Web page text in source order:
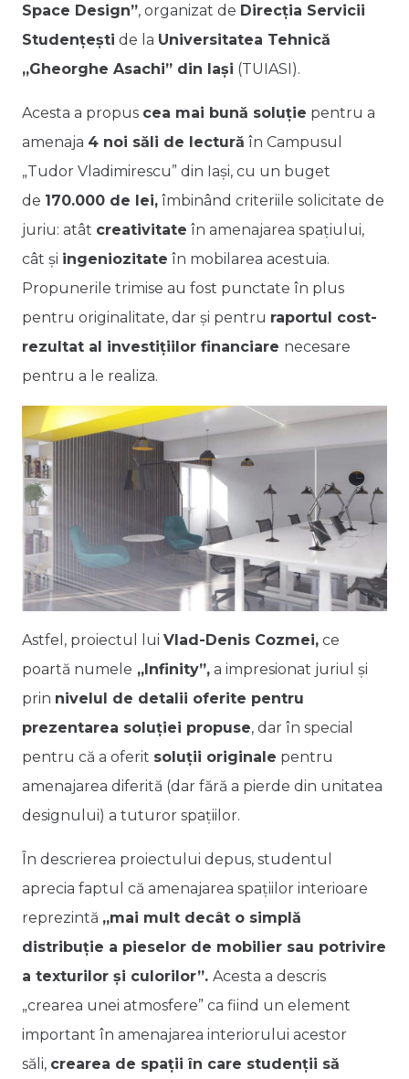
Space Design”, organizat de Direcția Servicii
Studențești de la Universitatea Tehnică
„Gheorghe Asachi” din Iași (TUIASI).
Acesta a propus cea mai bună soluție pentru a
amenaja 4 noi săli de lectură în Campusul
„Tudor Vladimirescu” din Iași, cu un buget
de 170.000 de lei, îmbinând criteriile solicitate de
juriu: atât creativitate în amenajarea spațiului,
cât și ingeniozitate în mobilarea acestuia.
Propunerile trimise au fost punctate în plus
pentru originalitate, dar și pentru raportul cost-
rezultat al investițiilor financiare necesare
pentru a le realiza.
Astfel, proiectul lui Vlad-Denis Cozmei, ce
poartă numele „Infinity”, a impresionat juriul și
prin nivelul de detalii oferite pentru
prezentarea soluției propuse, dar în special
pentru că a oferit soluții originale pentru
amenajarea diferită (dar fără a pierde din unitatea
designului) a tuturor spațiilor.
În descrierea proiectului depus, studentul
aprecia faptul că amenajarea spațiilor interioare
reprezintă „mai mult decât o simplă
distribuție a pieselor de mobilier sau potrivire
a texturilor și culorilor”. Acesta a descris
„crearea unei atmosfere” ca fiind un element
important în amenajarea interiorului acestor
săli, crearea de spații în care studenții să